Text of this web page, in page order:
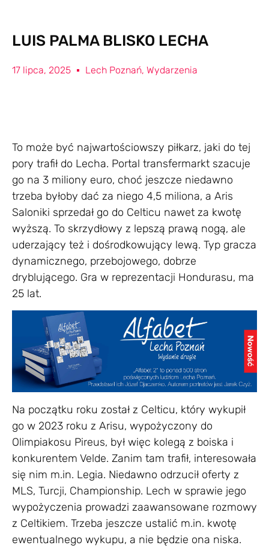
LUIS PALMA BLISKO LECHA
17 lipca, 2025 Lech Poznań, Wydarzenia
To może być najwartościowszy piłkarz, jaki do tej
pory trafił do Lecha. Portal transfermarkt szacuje
go na 3 miliony euro, choć jeszcze niedawno
trzeba byłoby dać za niego 4,5 miliona, a Aris
Saloniki sprzedał go do Celticu nawet za kwotę
wyższą. To skrzydłowy z lepszą prawą nogą, ale
uderzający też i dośrodkowujący lewą. Typ gracza
dynamicznego, przebojowego, dobrze
dryblującego. Gra w reprezentacji Hondurasu, ma
25 lat.
Na początku roku został z Celticu, który wykupił
go w 2023 roku z Arisu, wypożyczony do
Olimpiakosu Pireus, był więc kolegą z boiska i
konkurentem Velde. Zanim tam trafił, interesowała
się nim m.in. Legia. Niedawno odrzucił oferty z
MLS, Turcji, Championship. Lech w sprawie jego
wypożyczenia prowadzi zaawansowane rozmowy
z Celtikiem. Trzeba jeszcze ustalić m.in. kwotę
ewentualnego wykupu, a nie będzie ona niska.